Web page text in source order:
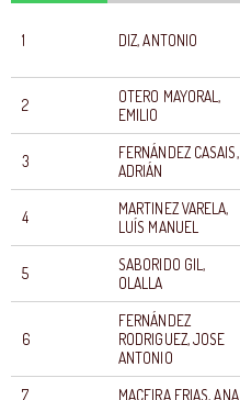
1 DIZ, ANTONIO
2
OTERO MAYORAL,
EMILIO
3
FERNÁNDEZ CASAIS,
ADRIÁN
4
MARTINEZ VARELA,
LUÍS MANUEL
5
SABORIDO GIL,
OLALLA
6
FERNÁNDEZ
RODRIGUEZ, JOSE
ANTONIO
7 MACEIRA ERIAS, ANA